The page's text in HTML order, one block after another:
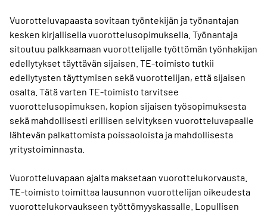
Vuorotteluvapaasta sovitaan työntekijän ja työnantajan
kesken kirjallisella vuorottelusopimuksella. Työnantaja
sitoutuu palkkaamaan vuorottelijalle työttömän työnhakijan
edellytykset täyttävän sijaisen. TE-toimisto tutkii
edellytysten täyttymisen sekä vuorottelijan, että sijaisen
osalta. Tätä varten TE-toimisto tarvitsee
vuorottelusopimuksen, kopion sijaisen työsopimuksesta
sekä mahdollisesti erillisen selvityksen vuorotteluvapaalle
lähtevän palkattomista poissaoloista ja mahdollisesta
yritystoiminnasta.
Vuorotteluvapaan ajalta maksetaan vuorottelukorvausta.
TE-toimisto toimittaa lausunnon vuorottelijan oikeudesta
vuorottelukorvaukseen työttömyyskassalle. Lopullisen